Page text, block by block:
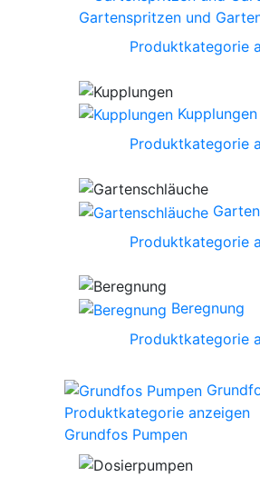
Gartenspritzen und
Produktkategorie
Kupplungen
Produktkategorie
Produktkategorie
Beregnung
Produktkategorie
Produktkategorie anzeigen
Grundfos Pumpen